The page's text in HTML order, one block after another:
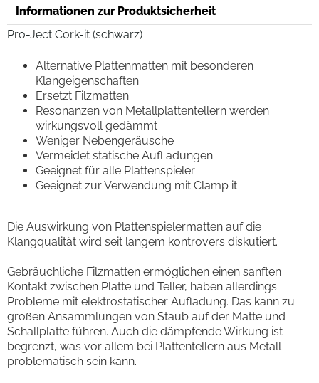
Informationen zur Produktsicherheit
Pro-Ject Cork-it (schwarz)
Alternative Plattenmatten mit besonderen
Klangeigenschaften
Ersetzt Filzmatten
Resonanzen von Metallplattentellern werden
wirkungsvoll gedämmt
Weniger Nebengeräusche
Vermeidet statische Aufl adungen
Geeignet für alle Plattenspieler
Geeignet zur Verwendung mit Clamp it
Die Auswirkung von Plattenspielermatten auf die
Klangqualität wird seit langem kontrovers diskutiert.
Gebräuchliche Filzmatten ermöglichen einen sanften
Kontakt zwischen Platte und Teller, haben allerdings
Probleme mit elektrostatischer Aufladung. Das kann zu
großen Ansammlungen von Staub auf der Matte und
Schallplatte führen. Auch die dämpfende Wirkung ist
begrenzt, was vor allem bei Plattentellern aus Metall
problematisch sein kann.